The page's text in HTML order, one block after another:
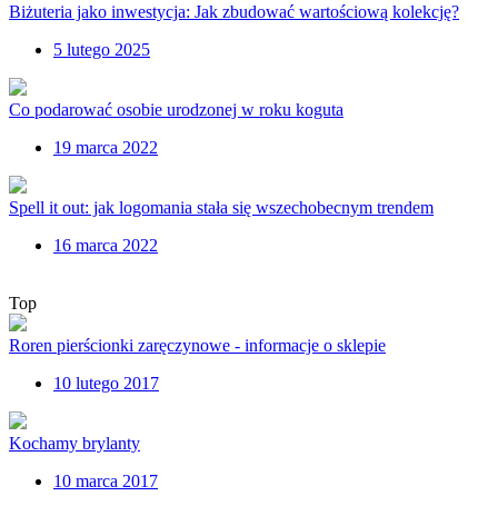
Biżuteria jako inwestycja: Jak zbudować wartościową kolekcję?
5 lutego 2025
Co podarować osobie urodzonej w roku koguta
19 marca 2022
Spell it out: jak logomania stała się wszechobecnym trendem
16 marca 2022
Top
Roren pierścionki zaręczynowe - informacje o sklepie
10 lutego 2017
Kochamy brylanty
10 marca 2017